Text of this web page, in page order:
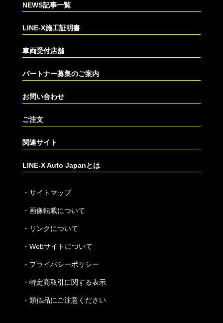
NEWS記事一覧
LINE-X施工証明書
車両受付店舗
パートナー募集のご案内
お問い合わせ
ご注文
関連サイト
LINE-X Auto Japanとは
・ サイトマップ
・ 画像転載について
・ リンクについて
・ Webサイトについて
・ プライバシーポリシー
・ 特定商取引に関する表示
・ 類似品にご注意ください